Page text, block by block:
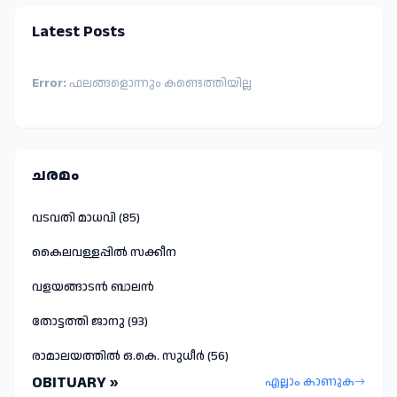
Latest Posts
Error: ഫലങ്ങളൊന്നും കണ്ടെത്തിയില്ല
ചരമം
വടവതി മാധവി (85)
കൈലവള്ളപ്പിൽ സക്കീന
വളയങ്ങാടൻ ബാലൻ
തോട്ടത്തി ജാനു (93)
രാമാലയത്തിൽ ഒ.കെ. സുധീർ (56)
OBITUARY » എല്ലാം കാണുക